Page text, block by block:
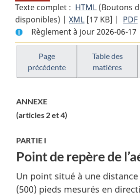
Texte complet : HTML Texte
complet
:
Règlement
de
zonage
de
(Boutons
disponibles) |XML Texte
complet
:
Règlement
de
zonage
[17 KB] | PDF
:
Règlement à jour 2026-06-17
Page
précédente
Table des
matières
ANNEXE
(articles 2 et 4)
PARTIE I
Point de repère de
Un point situé à une
(500) pieds mesurés en